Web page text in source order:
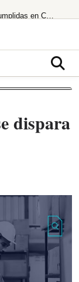
Cuatro Años de Caos y Promesas Incumplidas en Colombia
¡Bochorno real! El Rey de Marruecos saca a Akhannouch de sus vacaciones de lujo
dispara